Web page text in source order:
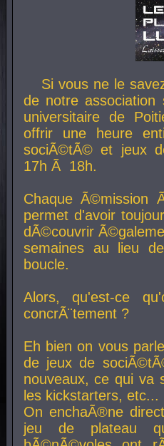
Si vous ne le
de notre
universitaire de
offrir une heure
sociÃ©tÃ© et jeux
17h Ã 18h.
Chaque Ã©mission
permet d'avoir
dÃ©couvrir
semaines au lieu
boucle.
Alors, qu'est-ce
concrÃ¨tement ?
Eh bien on vous
de jeux de
nouveaux, ce qui va
les kickstarters, etc...
On enchaÃ®ne
jeu de plateau